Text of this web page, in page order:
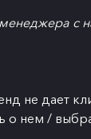
с
не дает
о нем /